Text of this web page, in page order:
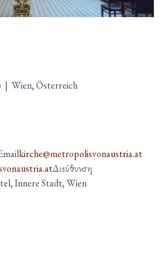
| Wien, Österreich
kirche@metropolisvonaustria.at
Διεύθυνση
Innere Stadt, Wien